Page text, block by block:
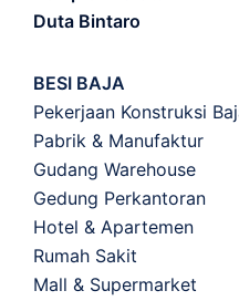
Duta Bintaro
BESI BAJA
Pekerjaan Konstruksi
Pabrik & Manufaktur
Gudang Warehouse
Gedung Perkantoran
Hotel & Apartemen
Rumah Sakit
Mall & Supermarket